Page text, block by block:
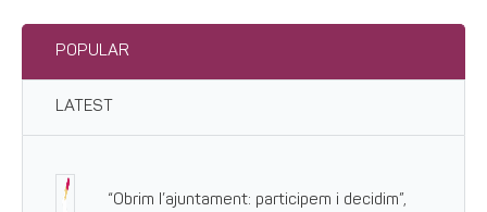
POPULAR
LATEST
“Obrim l’ajuntament: participem i decidim”,